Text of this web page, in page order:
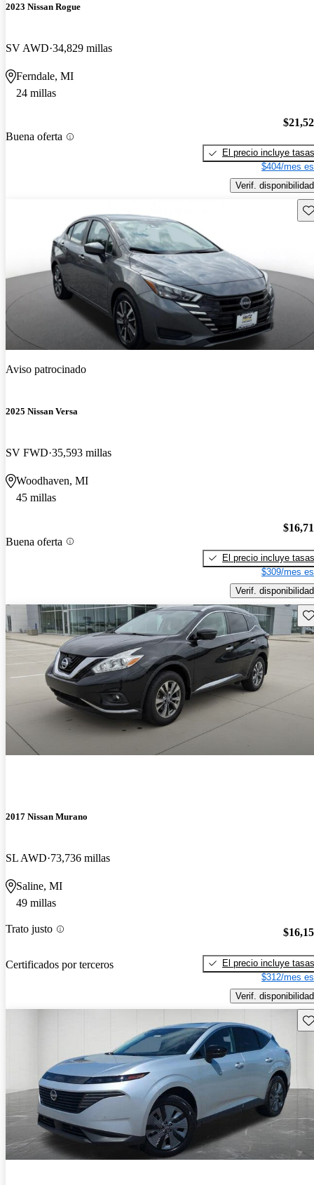
2023 Nissan Rogue
SV AWD 34,829 millas
Ferndale, MI
24 millas
Buena oferta
El precio incluye tasas
$404/mes
Verif. disponibilidad
Aviso patrocinado
2025 Nissan Versa
SV FWD 35,593 millas
Woodhaven, MI
45 millas
Buena oferta
El precio incluye tasas
$309/mes
Verif. disponibilidad
2017 Nissan Murano
SL AWD 73,736 millas
Saline, MI
49 millas
Trato justo
Certificados por terceros
El precio incluye tasas
$312/mes
Verif. disponibilidad